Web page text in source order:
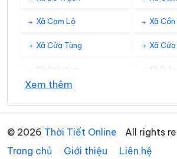
Xã Cam Lộ Xã
Xã Cửa Tùng Xã
Xã Đakrông Xã
Xã
Xem thêm
© 2026 Thời Tiết Online
All rights
Trang chủ
Giới thiệu
Liên hệ